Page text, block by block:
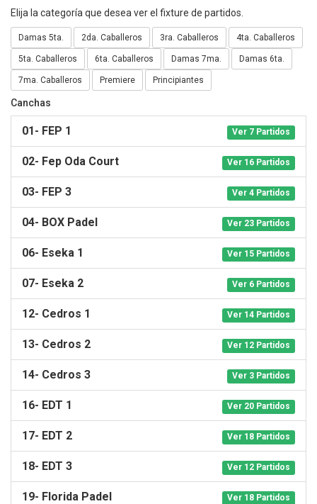
Elija la categoría que desea ver el fixture de partidos.
Damas 5ta. 2da. Caballeros 3ra. Caballeros 4ta. Caballeros
5ta. Caballeros 6ta. Caballeros Damas 7ma. Damas 6ta.
7ma. Caballeros Premiere Principiantes
Canchas
01- FEP 1 Ver 7 Partidos
02- Fep Oda Court Ver 16 Partidos
03- FEP 3 Ver 4 Partidos
04- BOX Padel Ver 23 Partidos
06- Eseka 1 Ver 15 Partidos
07- Eseka 2 Ver 6 Partidos
12- Cedros 1 Ver 14 Partidos
13- Cedros 2 Ver 12 Partidos
14- Cedros 3 Ver 3 Partidos
16- EDT 1 Ver 20 Partidos
17- EDT 2 Ver 18 Partidos
18- EDT 3 Ver 12 Partidos
19- Florida Padel Ver 18 Partidos